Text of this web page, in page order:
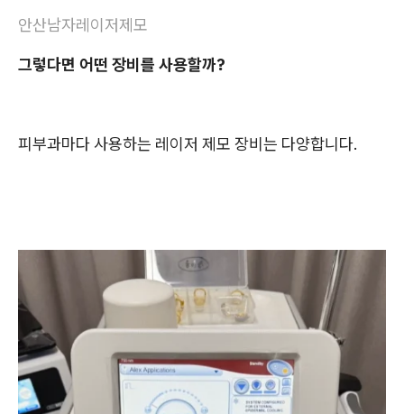
안산남자레이저제모
그렇다면 어떤 장비를 사용할까?
피부과마다 사용하는 레이저 제모 장비는 다양합니다.